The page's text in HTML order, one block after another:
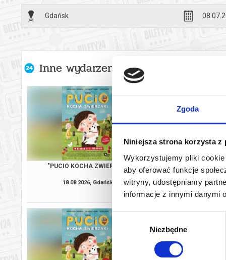
Zgoda
Niniejsza strona korzysta z
Wykorzystujemy pliki cookie
aby oferować funkcje
witryny, udostępniamy
informacje z innymi danymi
Wybór
Niezbędne
to dla nich
dzięki
który
muzyki.
*******
Bezpieczne
wysyłanym
Gdańsk
Inne wydarzenia organizatora
"PUCIO KOCHA ZWIERZAKI"
18.08.2026, Gdańsk
kup bilet
"PUCIO KOCHA
19.08.2026,